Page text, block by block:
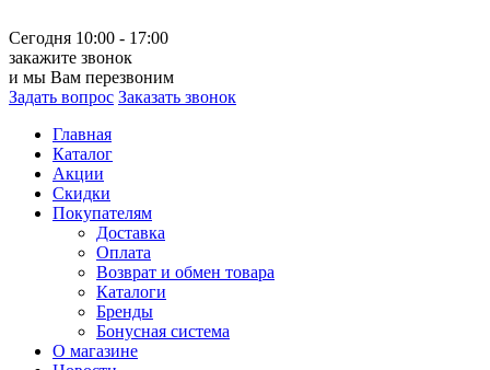
Сегодня 10:00 - 17:00
закажите звонок
и мы Вам перезвоним
Задать вопрос Заказать звонок
Главная
Каталог
Акции
Скидки
Покупателям
Доставка
Оплата
Возврат и обмен товара
Каталоги
Бренды
Бонусная система
О магазине